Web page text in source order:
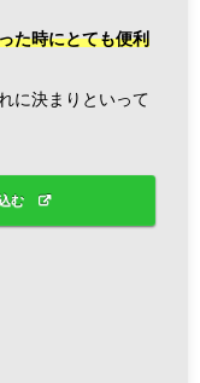
た時にとても便利
に決まりといって
む